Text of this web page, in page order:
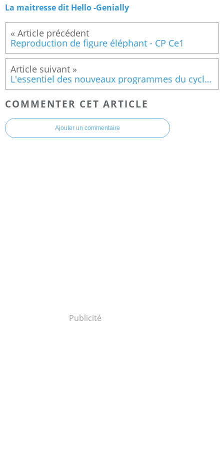
La maitresse dit Hello -Genially
Reproduction de figure éléphant - CP Ce1
L'essentiel des nouveaux programmes du cycle 2
COMMENTER CET ARTICLE
Ajouter un commentaire
Publicité